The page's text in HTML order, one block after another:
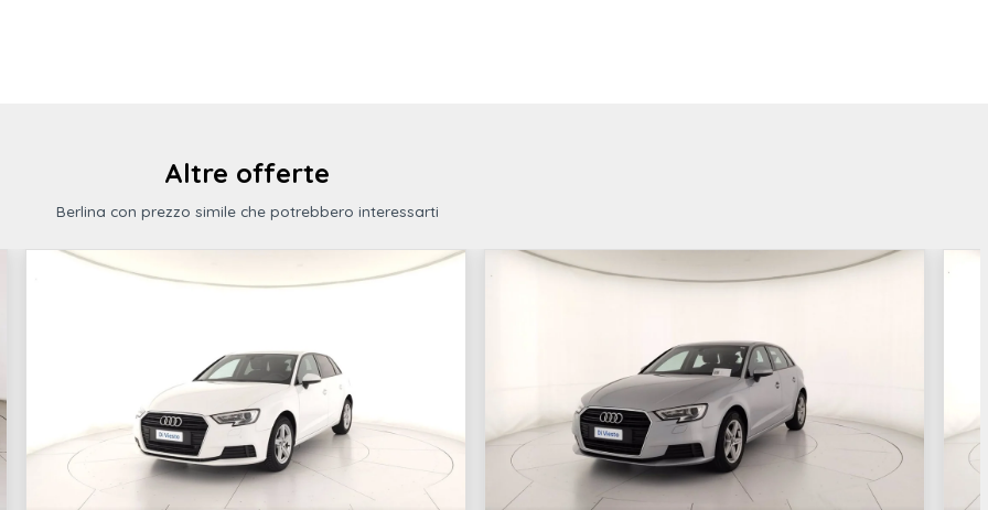
con indicatori di
Drl led (profilo superiore proiettore)
anteriore
Rivestimento sedili in tessuto "maze"
Clacson bitonale
elettronico Illuminazione vano bagagli
Altre offerte
Berlina con prezzo simile che potrebbero interessarti